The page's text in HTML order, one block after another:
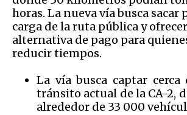
horas. La nueva vía busca sacar
carga de la ruta pública y
alternativa de pago para
reducir tiempos.
La vía busca captar
tránsito actual de la CA-2,
alrededor de 33 000